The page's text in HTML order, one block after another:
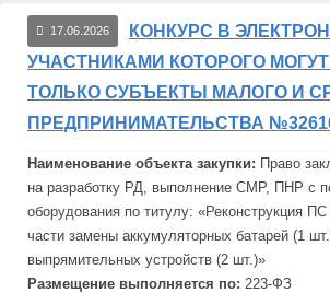
17.06.2026
КОНКУРС В
УЧАСТНИКАМИ КОТОРОГО
ТОЛЬКО СУБЪЕКТЫ МАЛОГО И
ПРЕДПРИНИМАТЕЛЬСТВА
Наименование объекта закупки: Право
на разработку РД, выполнение СМР, ПНР с
оборудования по титулу: «Реконструкция
части замены аккумуляторных батарей (1
выпрямительных устройств (2 шт.)»
Размещение выполняется по: 223-ФЗ